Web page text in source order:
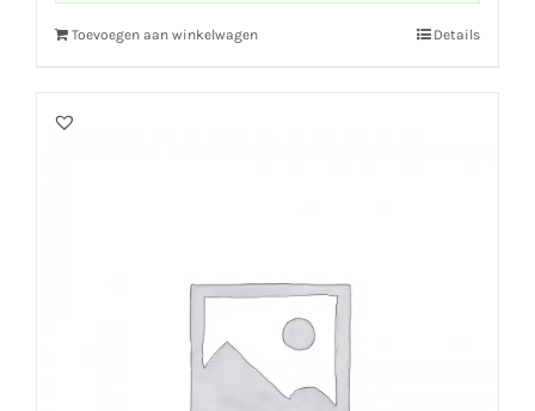
Toevoegen aan winkelwagen Details